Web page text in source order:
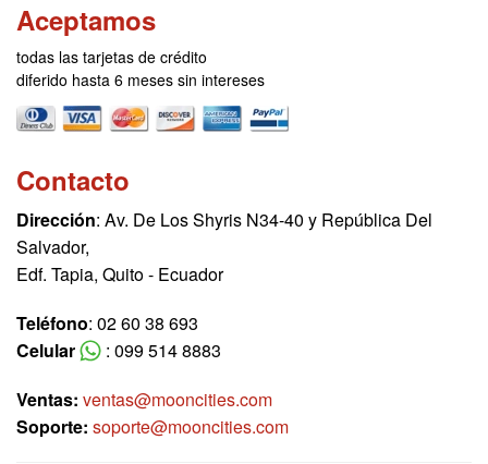
Aceptamos
todas las tarjetas de crédito
diferido hasta 6 meses sin intereses
Contacto
Dirección: Av. De Los Shyris N34-40 y República Del
Salvador,
Edf. Tapia, Quito - Ecuador
Teléfono: 02 60 38 693
Celular
: 099 514 8883
Ventas: ventas@mooncities.com
Soporte: soporte@mooncities.com